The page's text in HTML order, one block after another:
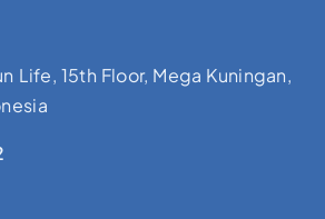
Life, 15th Floor, Mega Kuningan,